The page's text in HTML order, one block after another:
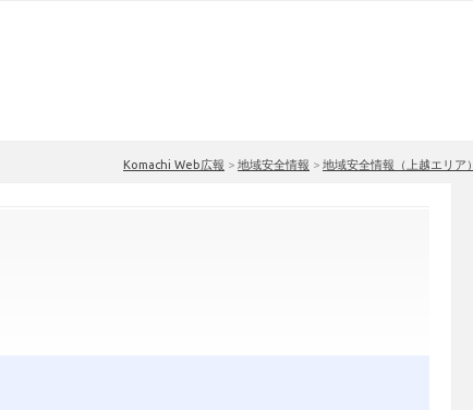
Komachi Web広報 > 地域安全情報 > 地域安全情報（上越エリア）